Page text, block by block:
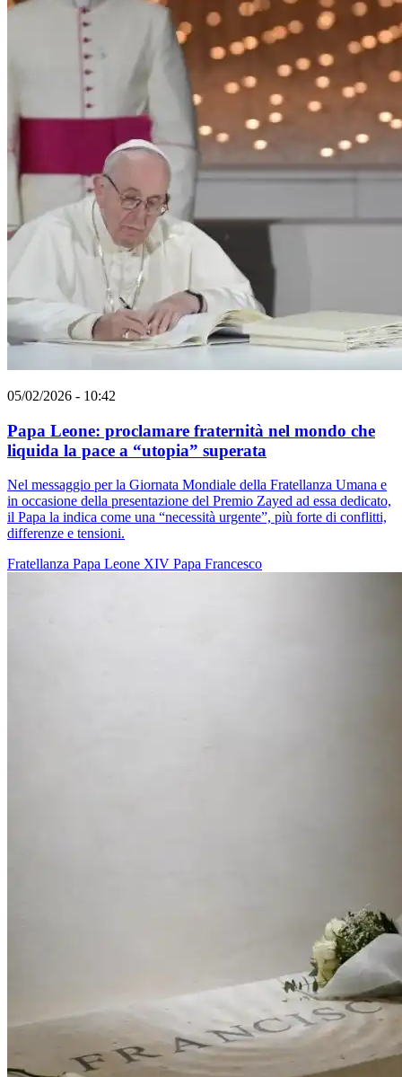
05/02/2026 - 10:42
Papa Leone: proclamare fraternità nel mondo che
liquida la pace a “utopia” superata
Nel messaggio per la Giornata Mondiale della Fratellanza Umana e
in occasione della presentazione del Premio Zayed ad essa dedicato,
il Papa la indica come una “necessità urgente”, più forte di conflitti,
differenze e tensioni.
Fratellanza Papa Leone XIV Papa Francesco